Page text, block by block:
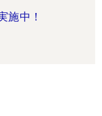
施中！